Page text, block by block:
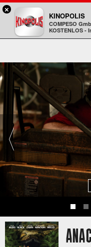
Kinopolis
×
KINOPOLIS
COMPESO
KOSTENLOS -